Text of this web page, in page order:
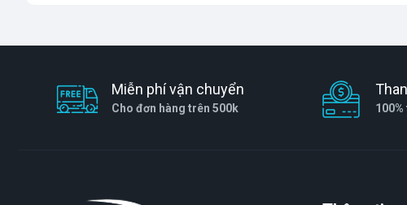
Miễn phí vận chuyển
Cho đơn hàng trên 500k